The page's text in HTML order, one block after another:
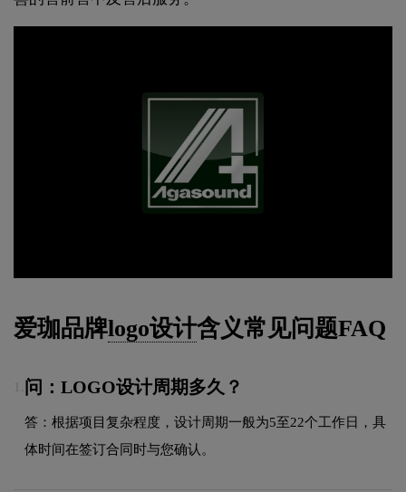
爱珈品牌logo设计含义常见问题FAQ
问：LOGO设计周期多久？
答：根据项目复杂程度，设计周期一般为5至22个工作日，具
体时间在签订合同时与您确认。